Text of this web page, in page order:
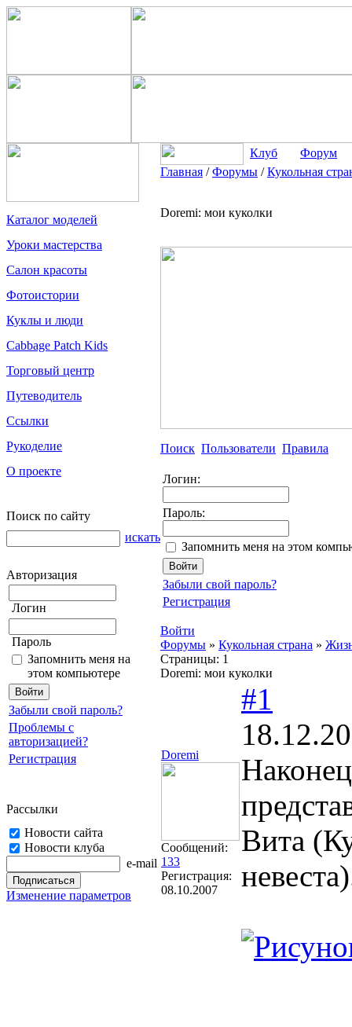
Каталог моделей
Уроки мастерства
Салон красоты
Фотоистории
Куклы и люди
Cabbage Patch Kids
Торговый центр
Путеводитель
Ссылки
Рукоделие
О проекте
Поиск по сайту
искать
Авторизация
Логин
Пароль
Запомнить меня на
этом компьютере
Забыли свой пароль?
Проблемы с
авторизацией?
Регистрация
Рассылки
Новости сайта
Новости клуба
e-mail
Изменение параметров
Клуб
Форум
Главная /Форумы /Кукольная
Doremi: мои куколки
Поиск Пользователи Правила
Логин:
Пароль:
Запомнить меня на этом
Забыли свой пароль?
Регистрация
Войти
Форумы » Кукольная страна »
Страницы: 1
Doremi: мои куколки
Doremi
Сообщений:
133
Регистрация:
08.10.2007
#1
Вита